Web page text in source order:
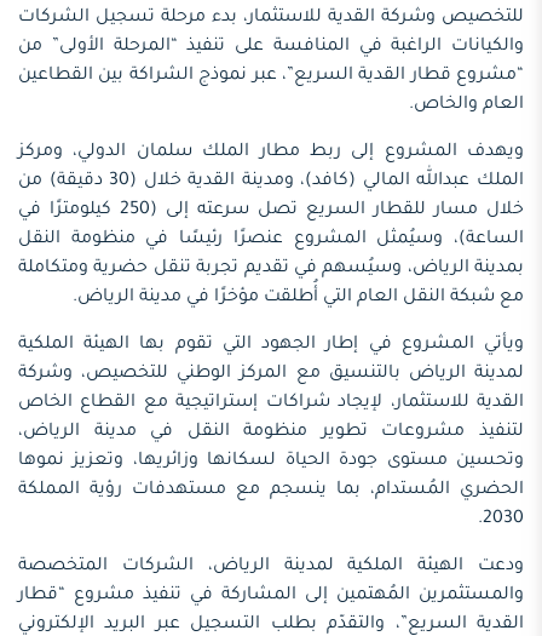
للتخصيص وشركة القدية للاستثمار، بدء مرحلة تسجيل الشركات
والكيانات الراغبة في المنافسة على تنفيذ “المرحلة الأولى” من
“مشروع قطار القدية السريع”، عبر نموذج الشراكة بين القطاعين
العام والخاص.
ويهدف المشروع إلى ربط مطار الملك سلمان الدولي، ومركز
الملك عبدالله المالي (كافد)، ومدينة القدية خلال (30 دقيقة) من
خلال مسار للقطار السريع تصل سرعته إلى (250 كيلومترًا في
الساعة)، وسيُمثل المشروع عنصرًا رئيسًا في منظومة النقل
بمدينة الرياض، وسيُسهم في تقديم تجربة تنقل حضرية ومتكاملة
مع شبكة النقل العام التي أُطلقت مؤخرًا في مدينة الرياض.
ويأتي المشروع في إطار الجهود التي تقوم بها الهيئة الملكية
لمدينة الرياض بالتنسيق مع المركز الوطني للتخصيص، وشركة
القدية للاستثمار، لإيجاد شراكات إستراتيجية مع القطاع الخاص
لتنفيذ مشروعات تطوير منظومة النقل في مدينة الرياض،
وتحسين مستوى جودة الحياة لسكانها وزائريها، وتعزيز نموها
الحضري المُستدام، بما ينسجم مع مستهدفات رؤية المملكة
2030.
ودعت الهيئة الملكية لمدينة الرياض، الشركات المتخصصة
والمستثمرين المُهتمين إلى المشاركة في تنفيذ مشروع “قطار
القدية السريع”، والتقدّم بطلب التسجيل عبر البريد الإلكتروني